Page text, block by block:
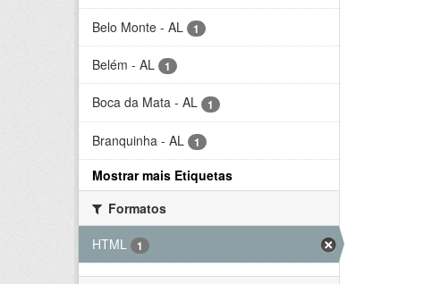
Belo Monte - AL 1
Belém - AL 1
Boca da Mata - AL 1
Branquinha - AL 1
Mostrar mais Etiquetas
Formatos
HTML
1